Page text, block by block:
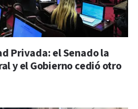
Privada: el Senado la
y el Gobierno cedió otro